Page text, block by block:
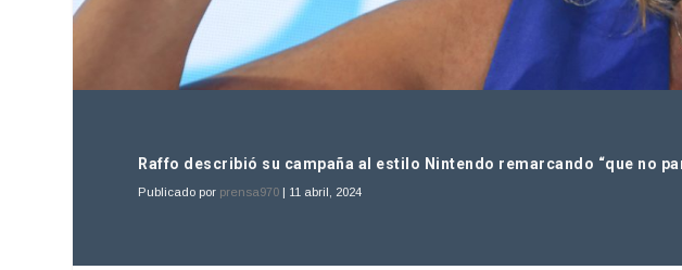
Raffo describió su campaña al estilo Nintendo remarcando “que no
Publicado por prensa970 11 abril, 2024